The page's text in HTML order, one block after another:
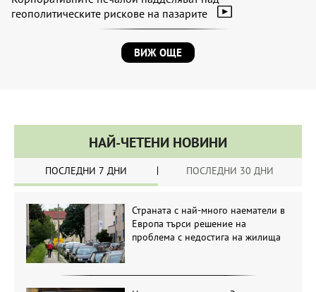
геополитическите рискове на пазарите
ВИЖ ОЩЕ
НАЙ-ЧЕТЕНИ НОВИНИ
ПОСЛЕДНИ 7 ДНИ ПОСЛЕДНИ 30 ДНИ
Страната с най-много наематели в
Европа търси решение на
проблема с недостига на жилища